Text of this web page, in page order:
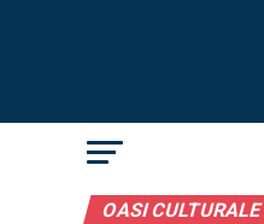
OASI CULTURALE